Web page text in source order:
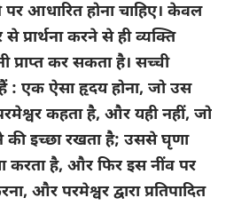
आधारित होना चाहिए। केवल
प्रार्थना करने से ही व्यक्ति
प्राप्त कर सकता है। सच्ची
हैं : एक ऐसा हृदय होना, जो उस
कहता है, और यही नहीं, जो
की इच्छा रखता है; उससे घृणा
करता है, और फिर इस नींव पर
और परमेश्वर द्वारा प्रतिपादित